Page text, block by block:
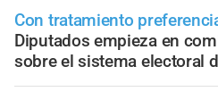
Con tratamiento
Diputados empieza en
sobre el sistema electoral